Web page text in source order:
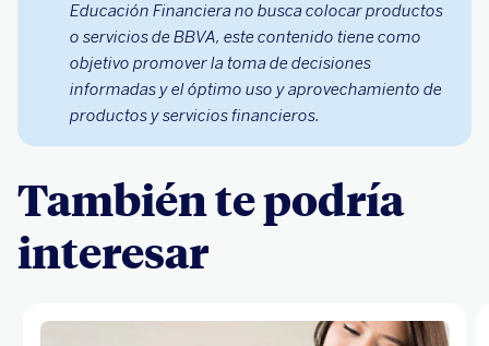
Educación Financiera no busca colocar productos
o servicios de BBVA, este contenido tiene como
objetivo promover la toma de decisiones
informadas y el óptimo uso y aprovechamiento de
productos y servicios financieros.
También te podría
interesar